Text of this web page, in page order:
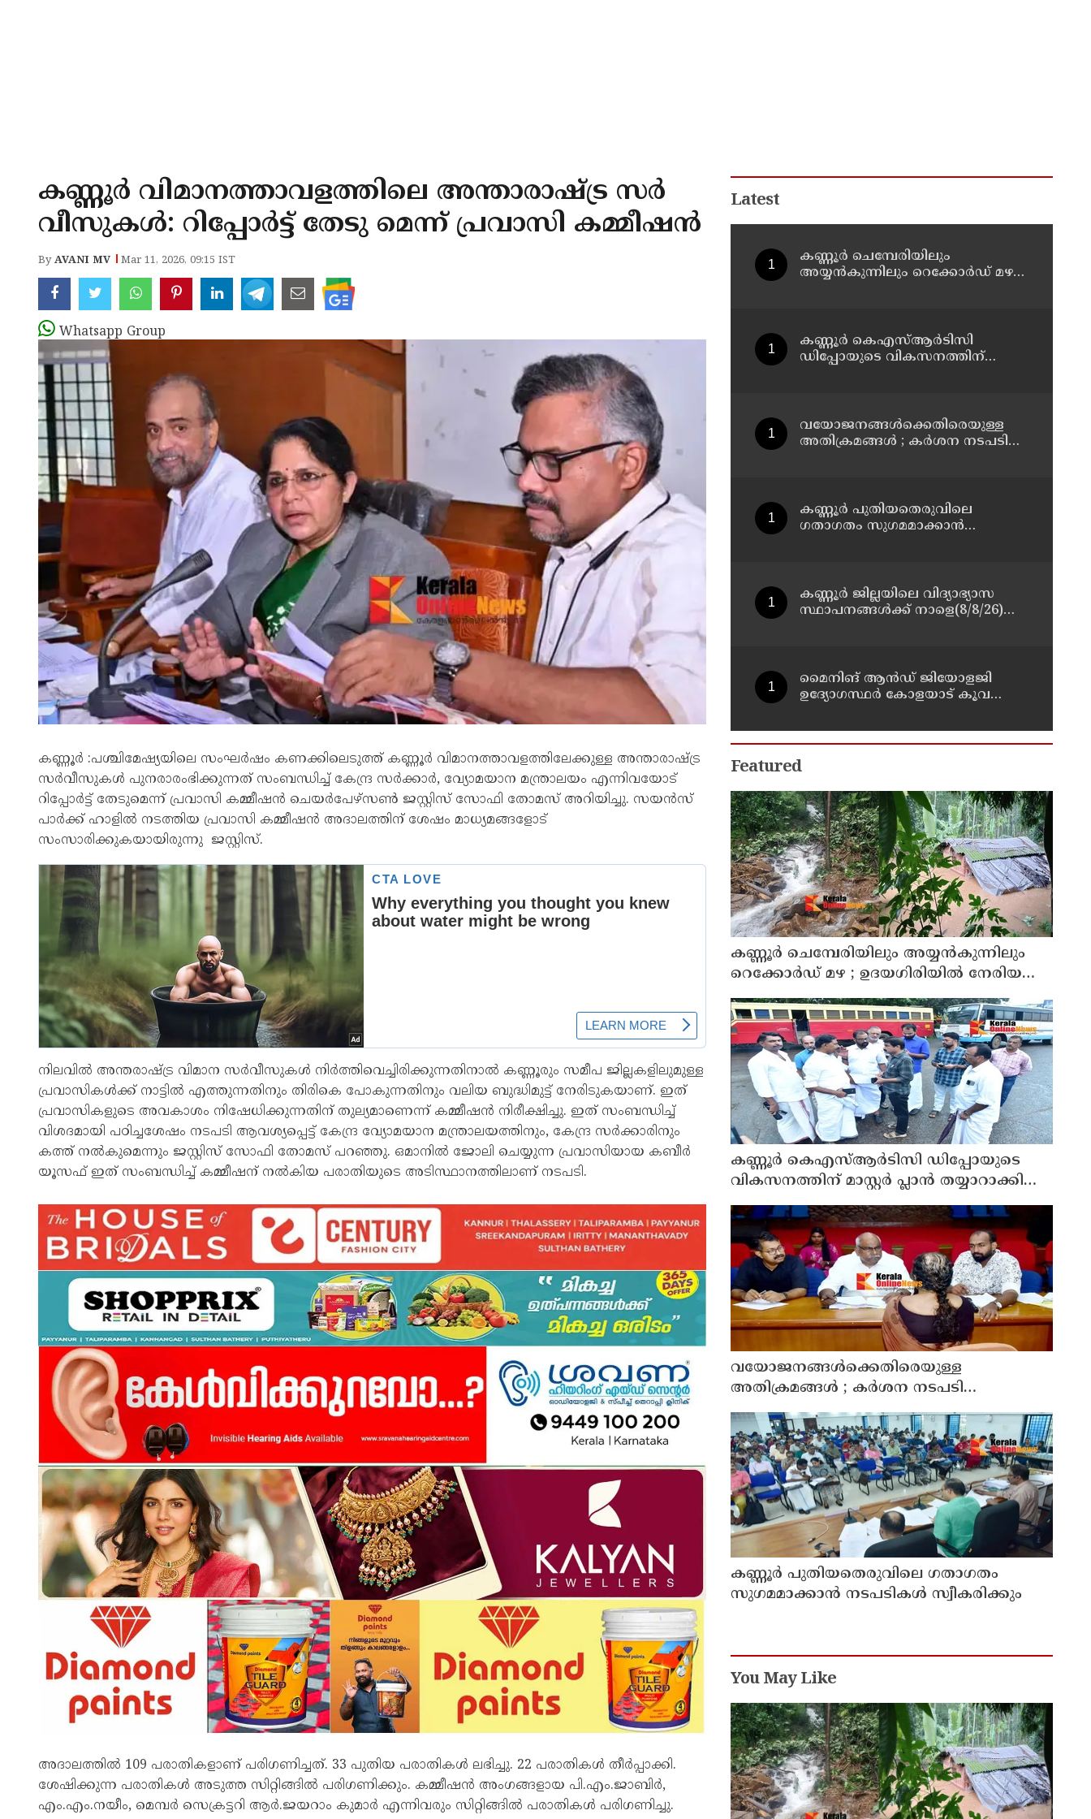
കണ്ണൂർ വിമാനത്താവളത്തിലെ അന്താരാഷ്ട്ര സർ
വീസുകൾ: റിപ്പോർട്ട് തേടു മെന്ന് പ്രവാസി കമ്മീഷൻ
ByAVANI MV Mar 11, 2026, 09:15 IST
Whatsapp Group
കണ്ണൂർ :പശ്ചിമേഷ്യയിലെ സംഘർഷം കണക്കിലെടുത്ത് കണ്ണൂർ വിമാനത്താവളത്തിലേക്കുള്ള അന്താരാഷ്ട്ര
സർവീസുകൾ പുനരാരംഭിക്കുന്നത് സംബന്ധിച്ച് കേന്ദ്ര സർക്കാർ, വ്യോമയാന മന്ത്രാലയം എന്നിവയോട്
റിപ്പോർട്ട് തേടുമെന്ന് പ്രവാസി കമ്മീഷൻ ചെയർപേഴ്‌സൺ ജസ്റ്റിസ് സോഫി തോമസ് അറിയിച്ചു. സയൻസ്
പാർക്ക് ഹാളിൽ നടത്തിയ പ്രവാസി കമ്മീഷൻ അദാലത്തിന് ശേഷം മാധ്യമങ്ങളോട്
സംസാരിക്കുകയായിരുന്നു ജസ്റ്റിസ്.
നിലവിൽ അന്തരാഷ്ട്ര വിമാന സർവീസുകൾ നിർത്തിവെച്ചിരിക്കുന്നതിനാൽ കണ്ണൂരും സമീപ ജില്ലകളിലുമുള്ള
പ്രവാസികൾക്ക് നാട്ടിൽ എത്തുന്നതിനും തിരികെ പോകുന്നതിനും വലിയ ബുദ്ധിമുട്ട് നേരിടുകയാണ്. ഇത്
പ്രവാസികളുടെ അവകാശം നിഷേധിക്കുന്നതിന് തുല്യമാണെന്ന് കമ്മീഷൻ നിരീക്ഷിച്ചു. ഇത് സംബന്ധിച്ച്
വിശദമായി പഠിച്ചശേഷം നടപടി ആവശ്യപ്പെട്ട് കേന്ദ്ര വ്യോമയാന മന്ത്രാലയത്തിനും, കേന്ദ്ര സർക്കാരിനും
കത്ത് നൽകുമെന്നും ജസ്റ്റിസ് സോഫി തോമസ് പറഞ്ഞു. ഒമാനിൽ ജോലി ചെയ്യുന്ന പ്രവാസിയായ കബീർ
യൂസഫ് ഇത് സംബന്ധിച്ച് കമ്മീഷന് നൽകിയ പരാതിയുടെ അടിസ്ഥാനത്തിലാണ് നടപടി.
അദാലത്തിൽ 109 പരാതികളാണ് പരിഗണിച്ചത്. 33 പുതിയ പരാതികൾ ലഭിച്ചു. 22 പരാതികൾ തീർപ്പാക്കി.
ശേഷിക്കുന്ന പരാതികൾ അടുത്ത സിറ്റിങ്ങിൽ പരിഗണിക്കും. കമ്മീഷൻ അംഗങ്ങളായ പി.എം.ജാബിർ,
എം.എം.നയീം, മെമ്പർ സെക്രട്ടറി ആർ.ജയറാം കുമാർ എന്നിവരും സിറ്റിങ്ങിൽ പരാതികൾ പരിഗണിച്ചു.
Latest
കണ്ണൂർ ചെമ്പേരിയിലും
അയ്യൻകുന്നിലും റെക്കോർഡ് മഴ ;
കണ്ണൂർ കെഎസ്ആർടിസി
ഡിപ്പോയുടെ വികസനത്തിന്
വയോജനങ്ങൾക്കെതിരെയുള്ള
അതിക്രമങ്ങൾ ; കർശന നടപടി
കണ്ണൂർ പുതിയതെരുവിലെ
ഗതാഗതം സുഗമമാക്കാന്‍
കണ്ണൂർ ജില്ലയിലെ വിദ്യാഭ്യാസ
സ്ഥാപനങ്ങള്‍ക്ക് നാളെ(8/8/26)
മൈനിങ് ആൻഡ്​ ജിയോളജി
ഉദ്യോഗസ്ഥർ കോളയാട് കൂവ
Featured
കണ്ണൂർ ചെമ്പേരിയിലും അയ്യൻകുന്നിലും
റെക്കോർഡ് മഴ ; ഉദയഗിരിയിൽ നേരിയ
ഉരുൾപൊട്ടൽ; 13 പേരെ ക്യാമ്പിലേക്ക് മാറ്റി
കണ്ണൂർ കെഎസ്ആർടിസി ഡിപ്പോയുടെ
വികസനത്തിന് മാസ്റ്റർ പ്ലാൻ തയ്യാറാക്കി
സമർപ്പിക്കും : ടി ഒ മോഹനൻ എം എൽ എ
വയോജനങ്ങൾക്കെതിരെയുള്ള
അതിക്രമങ്ങൾ ; കർശന നടപടി
സ്വീകരിക്കുമെന്ന് കമ്മീഷൻ
കണ്ണൂർ പുതിയതെരുവിലെ ഗതാഗതം
സുഗമമാക്കാന്‍ നടപടികള്‍ സ്വീകരിക്കും
You May Like